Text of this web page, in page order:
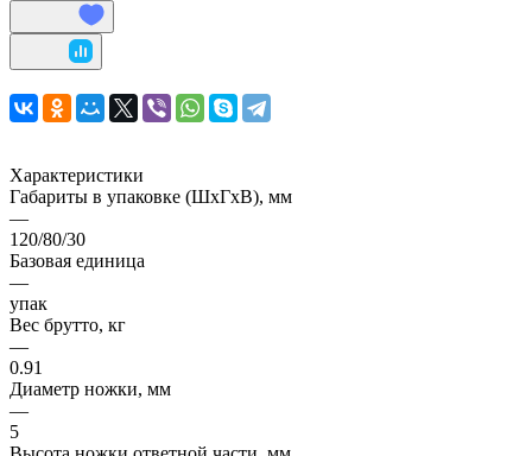
Характеристики
Габариты в упаковке (ШхГхВ), мм
—
120/80/30
Базовая единица
—
упак
Вес брутто, кг
—
0.91
Диаметр ножки, мм
—
5